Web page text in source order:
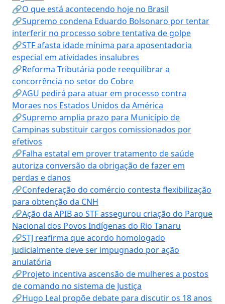
🔗O que está acontecendo hoje no Brasil
🔗Supremo condena Eduardo Bolsonaro por tentar
interferir no processo sobre tentativa de golpe
🔗STF afasta idade mínima para aposentadoria
especial em atividades insalubres
🔗Reforma Tributária pode reequilibrar a
concorrência no setor do Cobre
🔗AGU pedirá para atuar em processo contra
Moraes nos Estados Unidos da América
🔗Supremo amplia prazo para Município de
Campinas substituir cargos comissionados por
efetivos
🔗Falha estatal em prover tratamento de saúde
autoriza conversão da obrigação de fazer em
perdas e danos
🔗Confederação do comércio contesta flexibilização
para obtenção da CNH
🔗Ação da APIB ao STF assegurou criação do Parque
Nacional dos Povos Indígenas do Rio Tanaru
🔗STJ reafirma que acordo homologado
judicialmente deve ser impugnado por ação
anulatória
🔗Projeto incentiva ascensão de mulheres a postos
de comando no sistema de Justiça
🔗Hugo Leal propõe debate para discutir os 18 anos